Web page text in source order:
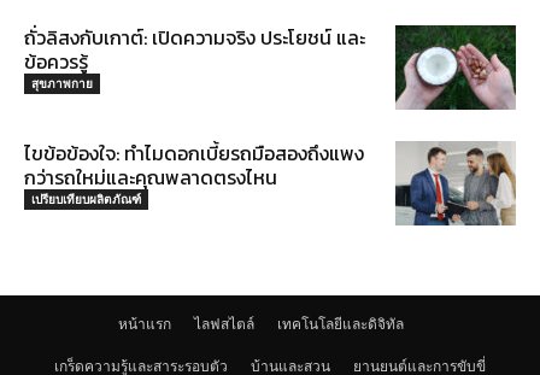
ถั่วลิสงกับเกาต์: เปิดความจริง ประโยชน์ และ
ข้อควรรู้
สุขภาพกาย
ไขข้อข้องใจ: ทำไมดอกเบี้ยรถมือสองถึงแพง
กว่ารถใหม่และคุณพลาดตรงไหน
เปรียบเทียบผลิตภัณฑ์
หน้าแรก ไลฟสไตล์ เทคโนโลยีและดิจิทัล
เกร็ดความรู้และสาระรอบตัว บ้านและสวน ยานยนต์และการขับขี่